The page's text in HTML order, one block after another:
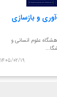
و بازسازی
علوم انسانی و
۱۴۰۵/۰۲/۱۹